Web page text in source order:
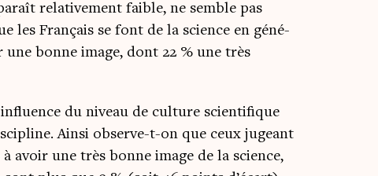
rela­ti­ve­ment faible, ne semble pas
les Fran­çais se font de la science en géné­
bonne image, dont 22 % une très
du niveau de culture scien­ti­fique
Ain­si observe-t-on que ceux jugeant
avoir une très bonne image de la science,